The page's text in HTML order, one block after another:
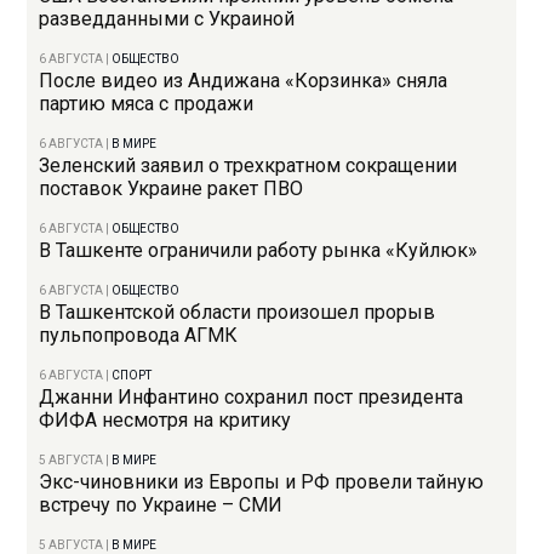
разведданными с Украиной
6 АВГУСТА ОБЩЕСТВО
После видео из Андижана «Корзинка» сняла
партию мяса с продажи
6 АВГУСТА В МИРЕ
Зеленский заявил о трехкратном сокращении
поставок Украине ракет ПВО
6 АВГУСТА ОБЩЕСТВО
В Ташкенте ограничили работу рынка «Куйлюк»
6 АВГУСТА ОБЩЕСТВО
В Ташкентской области произошел прорыв
пульпопровода АГМК
6 АВГУСТА СПОРТ
Джанни Инфантино сохранил пост президента
ФИФА несмотря на критику
5 АВГУСТА В МИРЕ
Экс-чиновники из Европы и РФ провели тайную
встречу по Украине – СМИ
5 АВГУСТА В МИРЕ